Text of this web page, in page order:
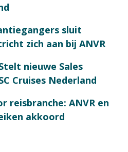
sluit
zich aan bij ANVR
nieuwe Sales
Cruises Nederland
reisbranche: ANVR en
akkoord